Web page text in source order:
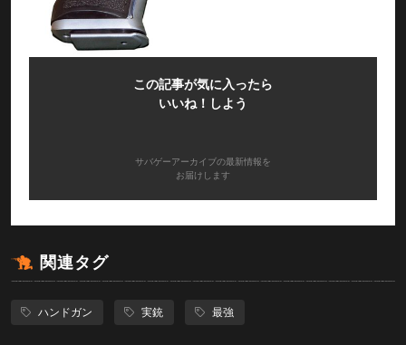
この記事が気に入ったら
いいね！しよう
サバゲーアーカイブの最新情報を
お届けします
関連タグ
ハンドガン 実銃 最強